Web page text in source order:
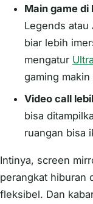
Main game di
Legends atau
biar lebih
mengatur
gaming makin
Video call
bisa
ruangan bisa
Intinya, screen
perangkat hiburan
fleksibel. Dan